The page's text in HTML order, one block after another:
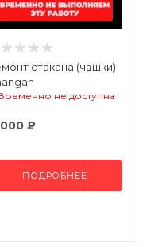
стакана (чашки)
не доступна
₽
ПОДРОБНЕЕ